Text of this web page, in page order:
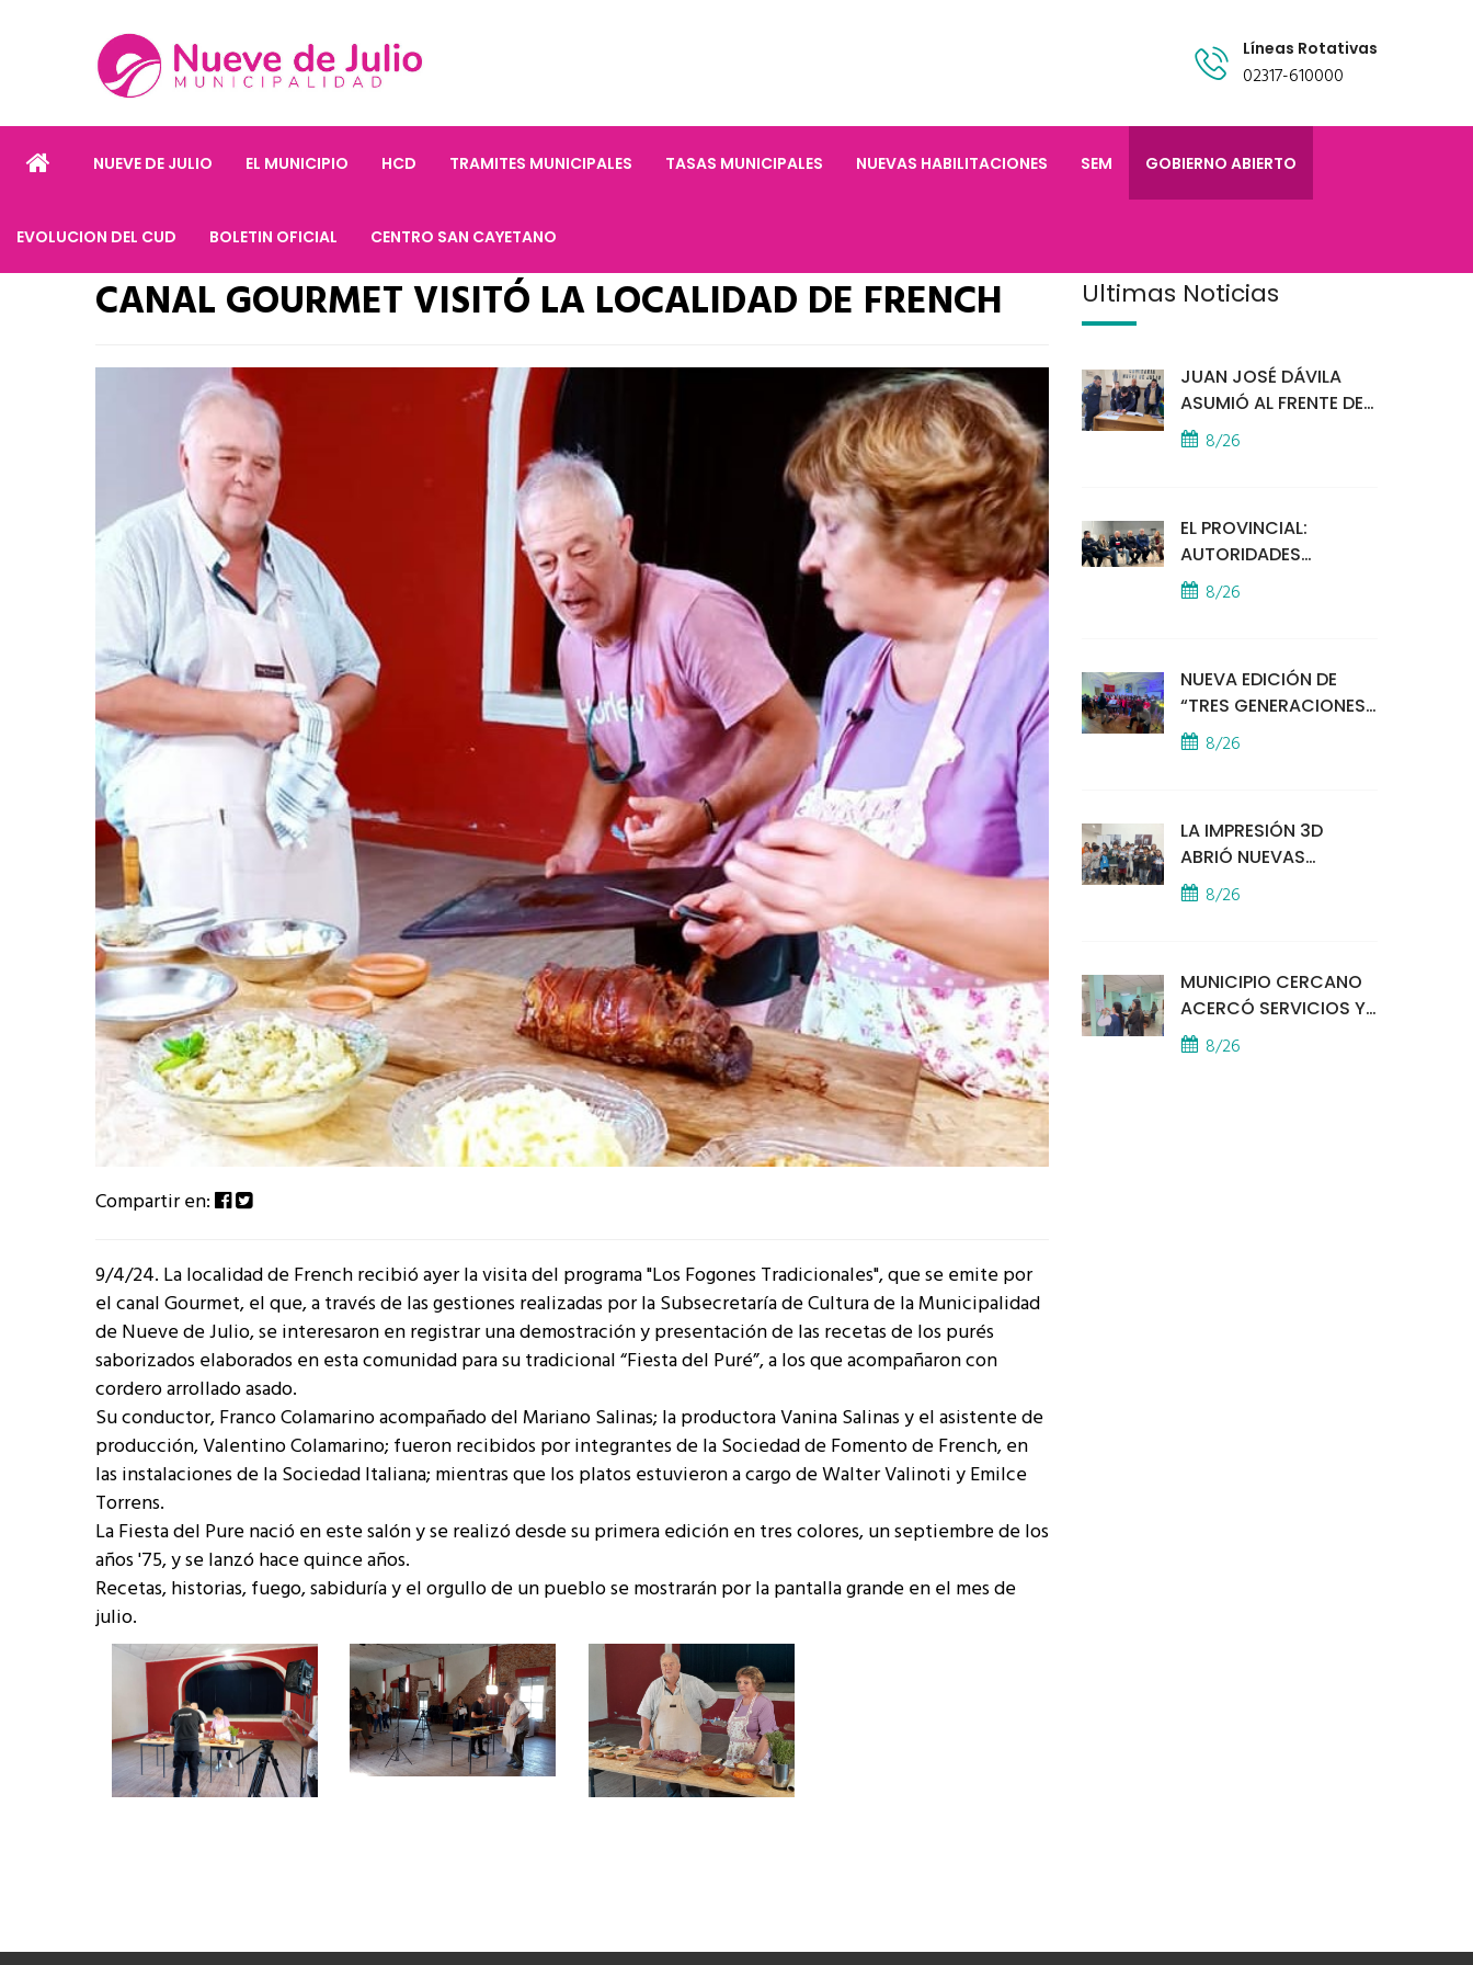
Líneas Rotativas
02317-610000
NUEVE DE JULIO EL MUNICIPIO HCD TRAMITES MUNICIPALES TASAS MUNICIPALES NUEVAS HABILITACIONES SEM GOBIERNO ABIERTO
EVOLUCION DEL CUD BOLETIN OFICIAL CENTRO SAN CAYETANO
CANAL GOURMET VISITÓ LA LOCALIDAD DE FRENCH
Compartir en:
9/4/24. La localidad de French recibió ayer la visita del programa "Los Fogones Tradicionales", que se emite por
el canal Gourmet, el que, a través de las gestiones realizadas por la Subsecretaría de Cultura de la Municipalidad
de Nueve de Julio, se interesaron en registrar una demostración y presentación de las recetas de los purés
saborizados elaborados en esta comunidad para su tradicional “Fiesta del Puré”, a los que acompañaron con
cordero arrollado asado.
Su conductor, Franco Colamarino acompañado del Mariano Salinas; la productora Vanina Salinas y el asistente de
producción, Valentino Colamarino; fueron recibidos por integrantes de la Sociedad de Fomento de French, en
las instalaciones de la Sociedad Italiana; mientras que los platos estuvieron a cargo de Walter Valinoti y Emilce
Torrens.
La Fiesta del Pure nació en este salón y se realizó desde su primera edición en tres colores, un septiembre de los
años '75, y se lanzó hace quince años.
Recetas, historias, fuego, sabiduría y el orgullo de un pueblo se mostrarán por la pantalla grande en el mes de
julio.
Últimas Noticias
JUAN JOSÉ DÁVILA
ASUMIÓ AL FRENTE DE
LA POLICÍA COMUNAL
8/26
EL PROVINCIAL:
AUTORIDADES
MUNICIPALES
MANTUVIERON UN
SEGURIDAD
8/26
NUEVA EDICIÓN DE
“TRES GENERACIONES
CANTAN”
8/26
LA IMPRESIÓN 3D
ABRIÓ NUEVAS
PUERTAS AL
APRENDIZAJE Y LA
8/26
MUNICIPIO CERCANO
ACERCÓ SERVICIOS Y
ATENCIÓN A LOS
VECINOS EL
8/26